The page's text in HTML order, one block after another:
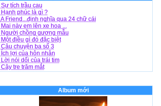
Sự tích trầu cau
Hạnh phúc là gì ?
A Friend...định nghĩa qua 24 chữ cái
Mai này em lên xe hoa ...
Người chồng gương mẫu
Một điều gì đó đặc biệt
Câu chuyện ba số 3
Ích lợi của hôn nhân
Lời nói dối của trái tim
Cây tre trăm mắt
Album mới